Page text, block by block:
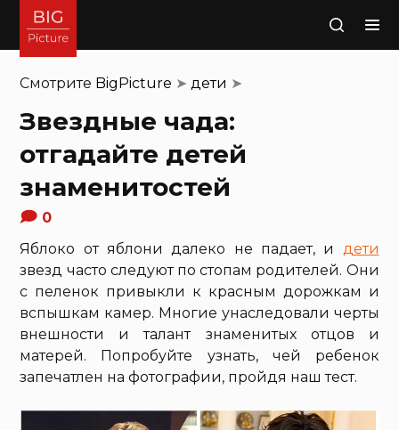
Поиск
Смотрите BigPicture ➤дети ➤
Звездные чада:
отгадайте детей
знаменитостей
0
Яблоко от яблони далеко не падает, и дети
звезд часто следуют по стопам родителей. Они
с пеленок привыкли к красным дорожкам и
вспышкам камер. Многие унаследовали черты
внешности и талант знаменитых отцов и
матерей. Попробуйте узнать, чей ребенок
запечатлен на фотографии, пройдя наш тест.